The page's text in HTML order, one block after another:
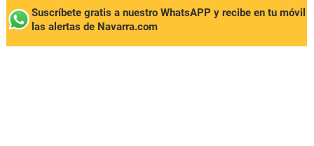
Suscríbete gratis a nuestro WhatsAPP y recibe en tu móvil
las alertas de Navarra.com